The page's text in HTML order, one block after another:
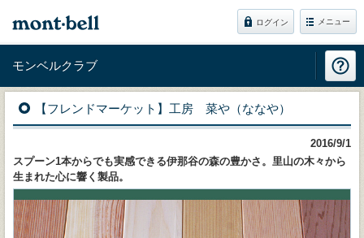
ログイン メニュー
モンベルクラブ
【フレンドマーケット】工房 菜や（ななや）
2016/9/1
スプーン1本からでも実感できる伊那谷の森の豊かさ。里山の木々から
生まれた心に響く製品。